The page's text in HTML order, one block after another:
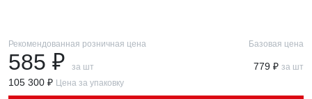
Рекомендованная розничная цена
585 ₽ за шт
Базовая цена
779 ₽ за шт
105 300 ₽ Цена за упаковку